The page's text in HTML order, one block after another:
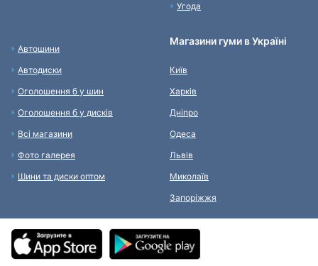
Угода
Автошини
Автодиски
Оголошення б у шин
Оголошення б у дисків
Всі магазини
Фото галерея
Шини та диски оптом
Магазини гуми в Україні
Київ
Харків
Дніпро
Одеса
Львів
Миколаїв
Запоріжжя